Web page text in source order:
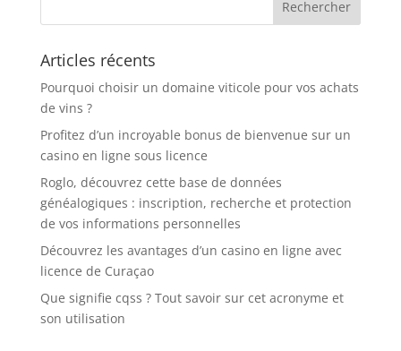
Articles récents
Pourquoi choisir un domaine viticole pour vos achats
de vins ?
Profitez d’un incroyable bonus de bienvenue sur un
casino en ligne sous licence
Roglo, découvrez cette base de données
généalogiques : inscription, recherche et protection
de vos informations personnelles
Découvrez les avantages d’un casino en ligne avec
licence de Curaçao
Que signifie cqss ? Tout savoir sur cet acronyme et
son utilisation